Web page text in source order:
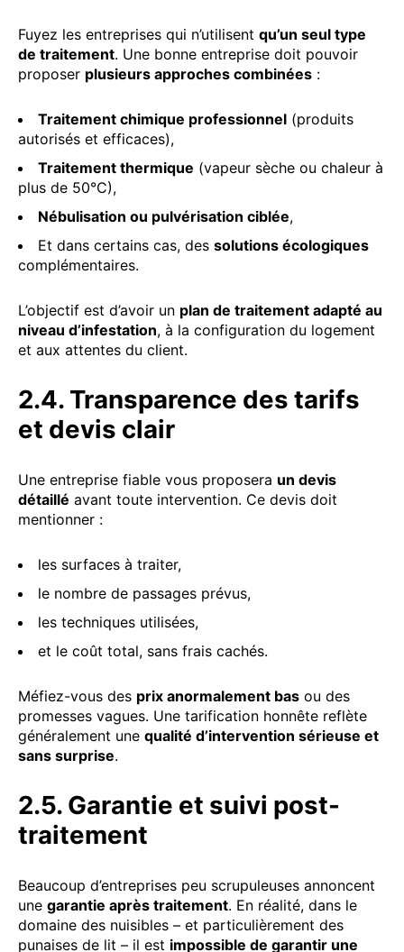
Fuyez les entreprises qui n’utilisent qu’un seul type
de traitement. Une bonne entreprise doit pouvoir
proposer plusieurs approches combinées :
Traitement chimique professionnel (produits
autorisés et efficaces),
Traitement thermique (vapeur sèche ou chaleur à
plus de 50°C),
Nébulisation ou pulvérisation ciblée,
Et dans certains cas, des solutions écologiques
complémentaires.
L’objectif est d’avoir un plan de traitement adapté au
niveau d’infestation, à la configuration du logement
et aux attentes du client.
2.4. Transparence des tarifs
et devis clair
Une entreprise fiable vous proposera un devis
détaillé avant toute intervention. Ce devis doit
mentionner :
les surfaces à traiter,
le nombre de passages prévus,
les techniques utilisées,
et le coût total, sans frais cachés.
Méfiez-vous des prix anormalement bas ou des
promesses vagues. Une tarification honnête reflète
généralement une qualité d’intervention sérieuse et
sans surprise.
2.5. Garantie et suivi post-
traitement
Beaucoup d’entreprises peu scrupuleuses annoncent
une garantie après traitement. En réalité, dans le
domaine des nuisibles – et particulièrement des
punaises de lit – il est impossible de garantir une